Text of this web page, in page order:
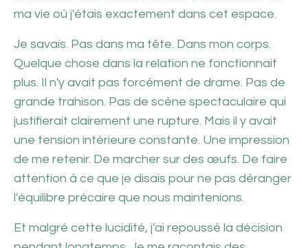
ma vie où j'étais exactement dans cet espace.
Je savais. Pas dans ma tête. Dans mon corps.
Quelque chose dans la relation ne fonctionnait
plus. Il n'y avait pas forcément de drame. Pas de
grande trahison. Pas de scène spectaculaire qui
justifierait clairement une rupture. Mais il y avait
une tension intérieure constante. Une impression
de me retenir. De marcher sur des œufs. De faire
attention à ce que je disais pour ne pas déranger
l'équilibre précaire que nous maintenions.
Et malgré cette lucidité, j'ai repoussé la décision